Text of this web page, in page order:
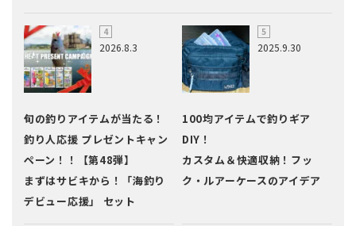
2026.8.3
旬の釣りアイテムが当たる！
釣り人応援 プレゼントキャン
ペーン！！【第48弾】
まずはサビキから！「海釣り
デビュー応援」 セット
2025.9.30
100均アイテムで釣りギア
DIY！
カスタム＆快適収納！フッ
ク・ルアーケースのアイデア